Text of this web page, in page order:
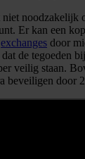
noodzakelijk
Er kan een
exchanges door
de tegoeden
veilig staan.
beveiligen door